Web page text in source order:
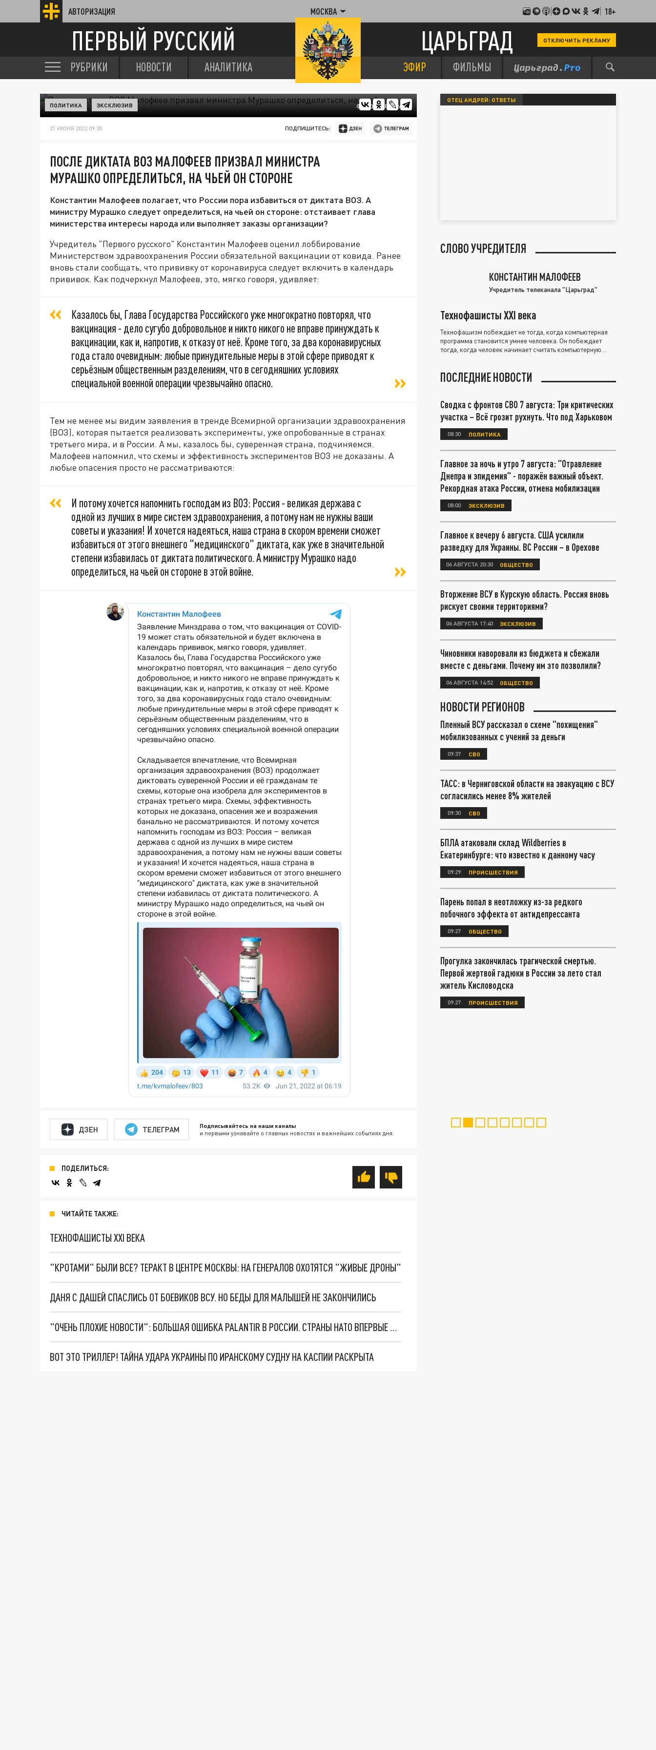
АВТОРИЗАЦИЯ МОСКВА 18+
ПЕРВЫЙ РУССКИЙ ЦАРЬГРАД ОТКЛЮЧИТЬ РЕКЛАМУ
РУБРИКИ НОВОСТИ АНАЛИТИКА ЭФИР ФИЛЬМЫ
ФОТО: ЦАРЬГРАД
ПОЛИТИКА ЭКСКЛЮЗИВ
21 ИЮНЯ 2022 09:30 ПОДПИШИТЕСЬ:
ПОСЛЕ ДИКТАТА ВОЗ МАЛОФЕЕВ ПРИЗВАЛ МИНИСТРА
МУРАШКО ОПРЕДЕЛИТЬСЯ, НА ЧЬЕЙ ОН СТОРОНЕ
Константин Малофеев полагает, что России пора избавиться от диктата ВОЗ. А
министру Мурашко следует определиться, на чьей он стороне: отстаивает глава
министерства интересы народа или выполняет заказы организации?
Учредитель "Первого русского" Константин Малофеев оценил лоббирование
Министерством здравоохранения России обязательной вакцинации от ковида. Ранее
вновь стали сообщать, что прививку от коронавируса следует включить в календарь
прививок. Как подчеркнул Малофеев, это, мягко говоря, удивляет:
Казалось бы, Глава Государства Российского уже многократно повторял, что
вакцинация - дело сугубо добровольное и никто никого не вправе принуждать к
вакцинации, как и, напротив, к отказу от неё. Кроме того, за два коронавирусных
года стало очевидным: любые принудительные меры в этой сфере приводят к
серьёзным общественным разделениям, что в сегодняшних условиях
специальной военной операции чрезвычайно опасно.
Тем не менее мы видим заявления в тренде Всемирной организации здравоохранения
(ВОЗ), которая пытается реализовать эксперименты, уже опробованные в странах
третьего мира, и в России. А мы, казалось бы, суверенная страна, подчиняемся.
Малофеев напомнил, что схемы и эффективность экспериментов ВОЗ не доказаны. А
любые опасения просто не рассматриваются:
И потому хочется напомнить господам из ВОЗ: Россия - великая держава с
одной из лучших в мире систем здравоохранения, а потому нам не нужны ваши
советы и указания! И хочется надеяться, наша страна в скором времени сможет
избавиться от этого внешнего "медицинского" диктата, как уже в значительной
степени избавилась от диктата политического. А министру Мурашко надо
определиться, на чьей он стороне в этой войне.
ДЗЕН ТЕЛЕГРАМ Подписывайтесь на наши каналы
и первыми узнавайте о главных новостях и важнейших событиях дня.
ПОДЕЛИТЬСЯ:
ЧИТАЙТЕ ТАКЖЕ:
ТЕХНОФАШИСТЫ XXI ВЕКА
"КРОТАМИ" БЫЛИ ВСЕ? ТЕРАКТ В ЦЕНТРЕ МОСКВЫ: НА ГЕНЕРАЛОВ ОХОТЯТСЯ "ЖИВЫЕ ДРОНЫ"
ДАНЯ С ДАШЕЙ СПАСЛИСЬ ОТ БОЕВИКОВ ВСУ. НО БЕДЫ ДЛЯ МАЛЫШЕЙ НЕ ЗАКОНЧИЛИСЬ
"ОЧЕНЬ ПЛОХИЕ НОВОСТИ": БОЛЬШАЯ ОШИБКА PALANTIR В РОССИИ. СТРАНЫ НАТО ВПЕРВЫЕ ЗА СВО ОСТАНОВИЛИ ПОСТАВКИ ОРУЖИЯ. ВСУ ТЕРЯЮТ ПРИГРАНИЧЬЕ?
ВОТ ЭТО ТРИЛЛЕР! ТАЙНА УДАРА УКРАИНЫ ПО ИРАНСКОМУ СУДНУ НА КАСПИИ РАСКРЫТА
ОТЕЦ АНДРЕЙ: ОТВЕТЫ
СЛОВО УЧРЕДИТЕЛЯ
КОНСТАНТИН МАЛОФЕЕВ
Учредитель телеканала "Царьград"
Технофашисты XXI века
Технофашизм побеждает не тогда, когда компьютерная
программа становится умнее человека. Он побеждает
тогда, когда человек начинает считать компьютерную
ПОСЛЕДНИЕ НОВОСТИ
Сводка с фронтов СВО 7 августа: Три критических
участка – Всё грозит рухнуть. Что под Харьковом
08:30 ПОЛИТИКА
Главное за ночь и утро 7 августа: "Отравление
Днепра и эпидемия" - поражён важный объект.
Рекордная атака России, отмена мобилизации
08:00 ЭКСКЛЮЗИВ
Главное к вечеру 6 августа. США усилили
разведку для Украины. ВС России – в Орехове
06 АВГУСТА 20:30 ОБЩЕСТВО
Вторжение ВСУ в Курскую область. Россия вновь
рискует своими территориями?
06 АВГУСТА 17:40 ЭКСКЛЮЗИВ
Чиновники наворовали из бюджета и сбежали
вместе с деньгами. Почему им это позволили?
06 АВГУСТА 14:52 ОБЩЕСТВО
НОВОСТИ РЕГИОНОВ
Пленный ВСУ рассказал о схеме "похищения"
мобилизованных с учений за деньги
09:37 СВО
ТАСС: в Черниговской области на эвакуацию с ВСУ
согласились менее 8% жителей
09:30 СВО
БПЛА атаковали склад Wildberries в
Екатеринбурге: что известно к данному часу
09:29 ПРОИСШЕСТВИЯ
Парень попал в неотложку из-за редкого
побочного эффекта от антидепрессанта
09:27 ОБЩЕСТВО
Прогулка закончилась трагической смертью.
Первой жертвой гадюки в России за лето стал
житель Кисловодска
09:27 ПРОИСШЕСТВИЯ